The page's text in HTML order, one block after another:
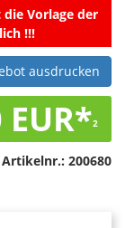
Vorlage der
!!!
ausdrucken
2
Artikelnr.: 200680